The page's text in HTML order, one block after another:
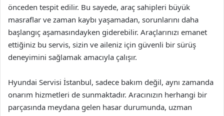
önceden tespit edilir. Bu sayede, araç sahipleri büyük
masraflar ve zaman kaybı yaşamadan, sorunlarını daha
başlangıç aşamasındayken giderebilir. Araçlarınızı emanet
ettiğiniz bu servis, sizin ve aileniz için güvenli bir sürüş
deneyimini sağlamak amacıyla çalışır.
Hyundai Servisi İstanbul, sadece bakım değil, aynı zamanda
onarım hizmetleri de sunmaktadır. Aracınızın herhangi bir
parçasında meydana gelen hasar durumunda, uzman